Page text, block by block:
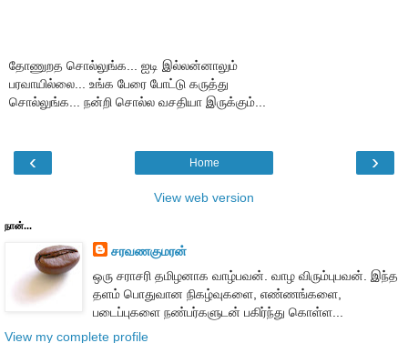
தோணுறத சொல்லுங்க... ஐடி இல்லன்னாலும்
பரவாயில்லை... உங்க பேரை போட்டு கருத்து
சொல்லுங்க... நன்றி சொல்ல வசதியா இருக்கும்...
‹ ›
Home
View web version
நான்...
சரவணகுமரன்
ஒரு சராசரி தமிழனாக வாழ்பவன். வாழ விரும்புபவன். இந்த
தளம் பொதுவான நிகழ்வுகளை, எண்ணங்களை,
படைப்புகளை நண்பர்களுடன் பகிர்ந்து கொள்ள...
View my complete profile